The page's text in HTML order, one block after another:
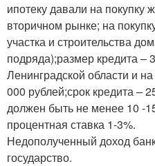
ипотеку давали на покупку
вторичном рынке; на
участка и строительства
подряда);размер кредита –
Ленинградской области и
000 рублей;срок кредита –
должен быть не менее 10 -
процентная ставка 1-3%.
Недополученный доход
государство.